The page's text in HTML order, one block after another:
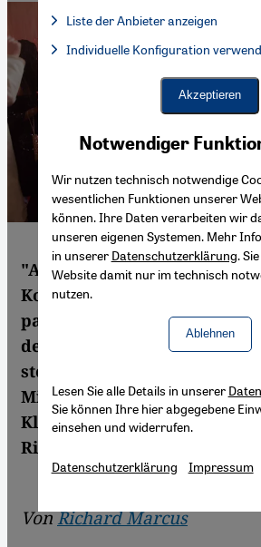
"American*ish" ist eine
Komödie über die
pakistanisch-amerikanische
den USA, die selten im Fokus
steht. Der Film zeigt die
Migranten einmal jenseits
Klischees - voller Wärme und
Richard Marcus
VonRichard Marcus
Notwendiger
Wir nutzen technisch notwendige
wesentlichen Funktionen unserer
können. Ihre Daten verarbeiten wir
unseren eigenen Systemen. Mehr
in unserer Datenschutzerklärung.
Website damit nur im technisch
nutzen.
Ablehnen
Liste der Anbieter anzeigen
Facebook Embed / Facebook
Facebook Embed / Facebook
Google Maps Embed
Individuelle Konfiguration
Akzeptieren
Lesen Sie alle Details in unserer
Sie können Ihre hier abgegebene
einsehen und widerrufen.
Datenschutzerklärung Impressum